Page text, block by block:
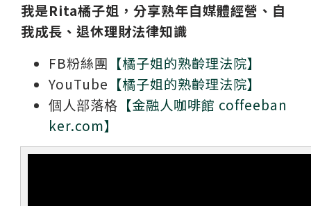
我是Rita橘子姐，分享熟年自媒體經營、自
我成長、退休理財法律知識
FB粉絲團 【橘子姐的熟齡理法院】
YouTube 【橘子姐的熟齡理法院】
個人部落格 【金融人咖啡館 coffeeban
ker.com】